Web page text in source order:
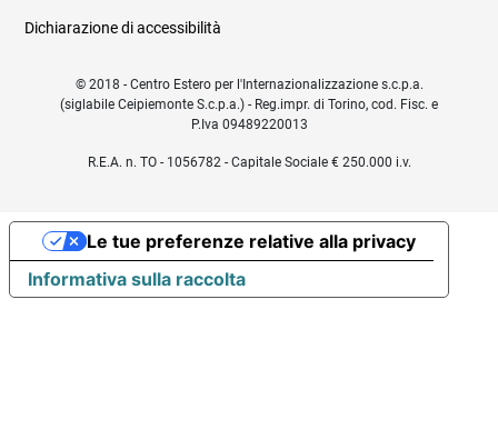
Dichiarazione di accessibilità
© 2018 - Centro Estero per l'Internazionalizzazione s.c.p.a.
(siglabile Ceipiemonte S.c.p.a.) - Reg.impr. di Torino, cod. Fisc. e
P.Iva 09489220013
R.E.A. n. TO - 1056782 - Capitale Sociale € 250.000 i.v.
Informativa sulla raccolta
Le tue preferenze relative alla privacy